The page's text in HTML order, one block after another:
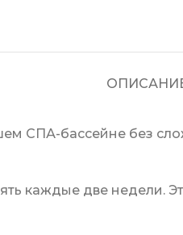
СПА-бассейне без
каждые две недели.